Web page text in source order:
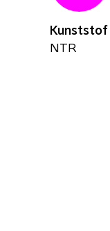
Kunststof
NTR